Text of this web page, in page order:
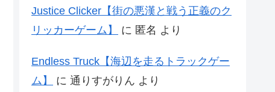
Justice Clicker【街の悪漢と戦う正義のク
リッカーゲーム】
に 匿名 より
Endless Truck【海辺を走るトラックゲー
ム】
に 通りすがりん より